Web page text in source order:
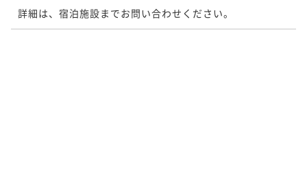
詳細は、宿泊施設までお問い合わせください。